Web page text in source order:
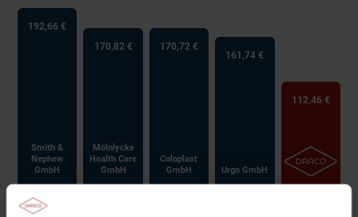
192,66 €
Smith &
Nephew
GmbH
170,82 €
Mölnlycke
Health Care
GmbH
170,72 €
Coloplast
GmbH
161,74 €
Urgo GmbH
112,46 €